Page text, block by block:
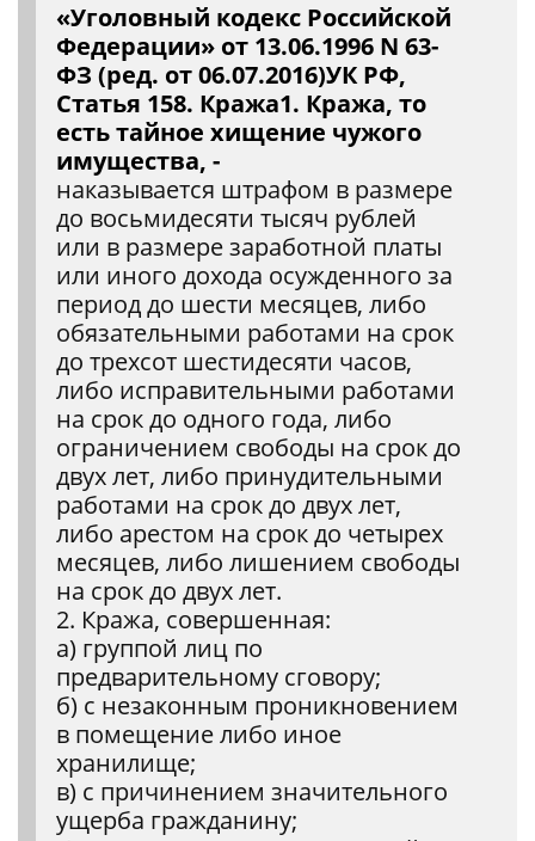
«Уголовный кодекс Российской
Федерации» от 13.06.1996 N 63-
ФЗ (ред. от 06.07.2016)УК РФ,
Статья 158. Кража1. Кража, то
есть тайное хищение чужого
имущества, -
наказывается штрафом в размере
до восьмидесяти тысяч рублей
или в размере заработной платы
или иного дохода осужденного за
период до шести месяцев, либо
обязательными работами на срок
до трехсот шестидесяти часов,
либо исправительными работами
на срок до одного года, либо
ограничением свободы на срок до
двух лет, либо принудительными
работами на срок до двух лет,
либо арестом на срок до четырех
месяцев, либо лишением свободы
на срок до двух лет.
2. Кража, совершенная:
а) группой лиц по
предварительному сговору;
б) с незаконным проникновением
в помещение либо иное
хранилище;
в) с причинением значительного
ущерба гражданину;